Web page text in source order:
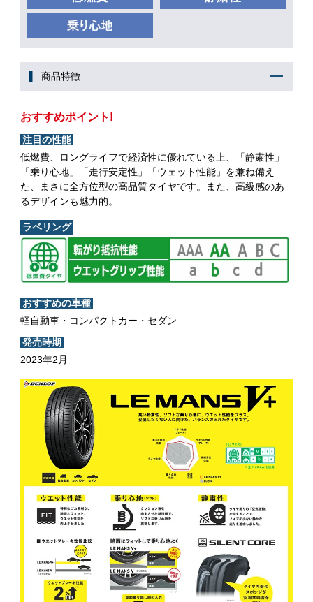
商品特徴
おすすめポイント!
注目の性能
低燃費、ロングライフで経済性に優れている上、「静粛性」
「乗り心地」「走行安定性」「ウェット性能」を兼ね備え
た、まさに全方位型の高品質タイヤです。また、高級感のあ
るデザインも魅力的。
ラベリング
おすすめの車種
軽自動車・コンパクトカー・セダン
発売時期
2023年2月